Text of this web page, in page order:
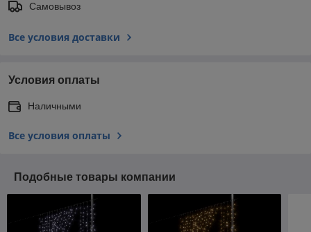
Самовывоз
Все условия доставки
Условия оплаты
Наличными
Все условия оплаты
Подобные товары компании